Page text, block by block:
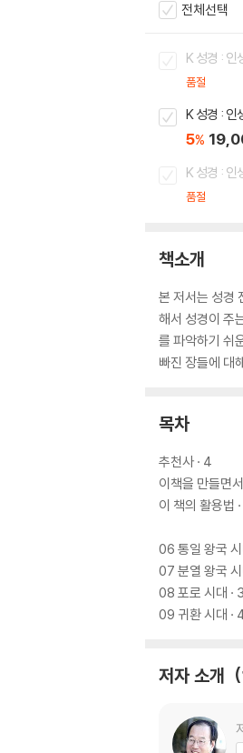
전체선택
K 성경 : 인
품절
K 성경 : 인
5%
K 성경 : 인
품절
책소개
본 저서는 성경
해서 성경이 주
를 파악하기 쉬
빠진 장들에 대
목차
추천사 · 4
이책을 만들면
이 책의 활용법
06 통일 왕국
07 분열 왕국
08 포로 시대 ·
09 귀환 시대 ·
저자 소개